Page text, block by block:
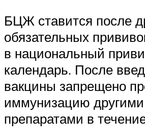
БЦЖ ставится после
обязательных
в национальный
календарь. После
вакцины запрещено
иммунизацию другими
препаратами в